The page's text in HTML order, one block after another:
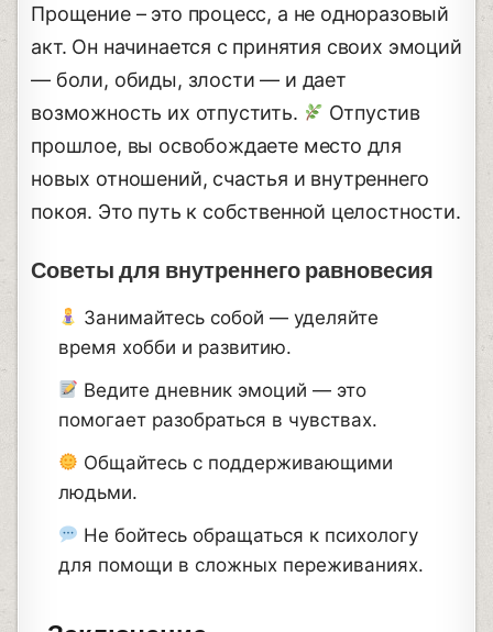
Прощение – это процесс, а не одноразовый
акт. Он начинается с принятия своих эмоций
— боли, обиды, злости — и дает
возможность их отпустить.
Отпустив
прошлое, вы освобождаете место для
новых отношений, счастья и внутреннего
покоя. Это путь к собственной целостности.
Советы для внутреннего равновесия
Занимайтесь собой — уделяйте
время хобби и развитию.
Ведите дневник эмоций — это
помогает разобраться в чувствах.
Общайтесь с поддерживающими
людьми.
Не бойтесь обращаться к психологу
для помощи в сложных переживаниях.